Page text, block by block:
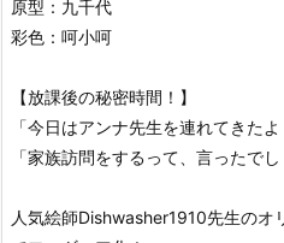
原型：九千代
彩色：呵小呵
【放課後の秘密時間！】
「今日はアンナ先生を連れてきた
「家族訪問をするって、言ったでし
人気絵師Dishwasher1910先生の